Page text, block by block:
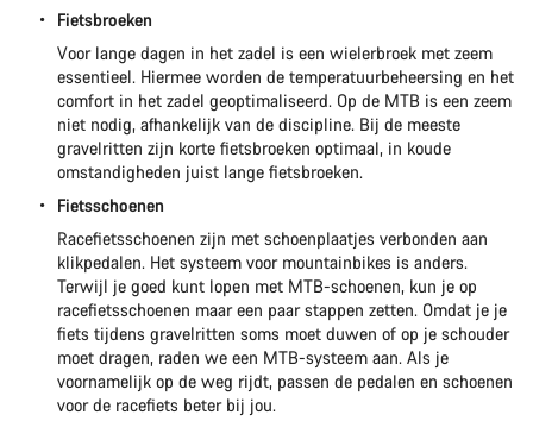
Fietsbroeken
Voor lange dagen in het zadel is een wielerbroek met zeem
essentieel. Hiermee worden de temperatuurbeheersing en het
comfort in het zadel geoptimaliseerd. Op de MTB is een zeem
niet nodig, afhankelijk van de discipline. Bij de meeste
gravelritten zijn korte fietsbroeken optimaal, in koude
omstandigheden juist lange fietsbroeken.
Fietsschoenen
Racefietsschoenen zijn met schoenplaatjes verbonden aan
klikpedalen. Het systeem voor mountainbikes is anders.
Terwijl je goed kunt lopen met MTB-schoenen, kun je op
racefietsschoenen maar een paar stappen zetten. Omdat je je
fiets tijdens gravelritten soms moet duwen of op je schouder
moet dragen, raden we een MTB-systeem aan. Als je
voornamelijk op de weg rijdt, passen de pedalen en schoenen
voor de racefiets beter bij jou.